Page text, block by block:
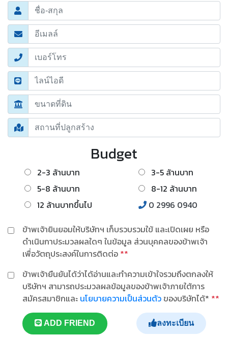
Budget
2-3 ล้านบาท
3-5 ล้านบาท
5-8 ล้านบาท
8-12 ล้านบาท
12 ล้านบาทขึ้นไป
0 2996 0940
ข้าพเจ้ายินยอมให้บริษัทฯ เก็บรวบรวมใข้ และเปิดเผย หรือ
ดำเนินกาประมวลผลใดๆ ในข้อมูล ส่วนบุคคลของข้าพเจ้า
เพื่อวัตถุประสงค์ในการติดต่อ **
ข้าพเจ้ายืนยันได้ว่าได้อ่านและทำความเข้าใจรวมถึงตกลงให้
บริษัทฯ สามารถประมวลผลข้อมูลของข้าพเจ้าภายใต้การ
สมัครสมาชิกและ นโยบายความเป็นส่วนตัว ของบริษัทได้* **
ADD FRIEND ลงทะเบียน